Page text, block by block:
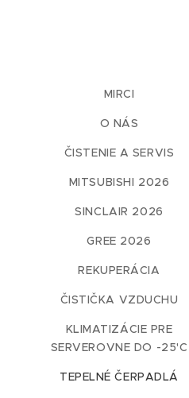
MIRCI
O NÁS
ČISTENIE A SERVIS
MITSUBISHI 2026
SINCLAIR 2026
GREE 2026
REKUPERÁCIA
ČISTIČKA VZDUCHU
KLIMATIZÁCIE PRE
SERVEROVNE DO -25'C
TEPELNÉ ČERPADLÁ